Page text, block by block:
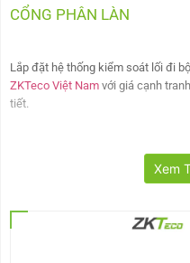
CỔNG PHÂN LÀN
Lắp đặt hệ thống kiểm soát lối đi
ZKTeco Việt Nam với giá cạnh
tiết.
Xem